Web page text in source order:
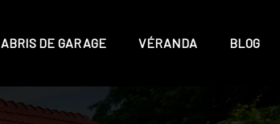
ABRIS DE GARAGE VÉRANDA BLOG